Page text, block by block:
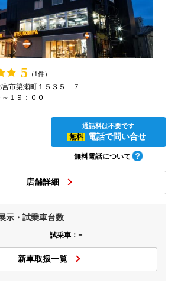
5 （1件）
市簗瀬町１５３５－７
～１９：００
通話料は不要です
無料 電話で問い合せ
無料電話について
店舗詳細
示・試乗車台数
試乗車： -
新車取扱一覧
全国